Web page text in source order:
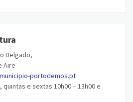
Delgado,
Aire
portodemos.pt
quintas e sextas 10h00 – 13h00 e